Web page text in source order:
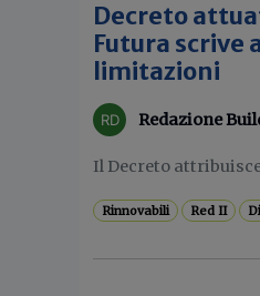
Decreto
Futura scrive
limitazioni
Redazione
Il Decreto
Rinnovabili Red II